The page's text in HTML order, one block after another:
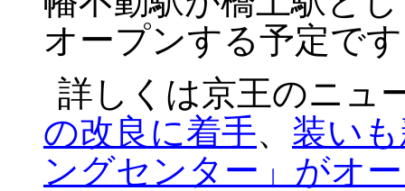
オープンする予定で
詳しくは京王のニュ
の改良に着手、 装い
ングセンター」がオ